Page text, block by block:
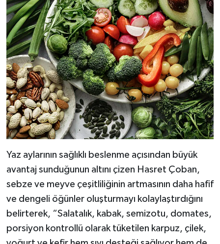
Yaz aylarının sağlıklı beslenme açısından büyük
avantaj sunduğunun altını çizen Hasret Çoban,
sebze ve meyve çeşitliliğinin artmasının daha hafif
ve dengeli öğünler oluşturmayı kolaylaştırdığını
belirterek, “Salatalık, kabak, semizotu, domates,
porsiyon kontrollü olarak tüketilen karpuz, çilek,